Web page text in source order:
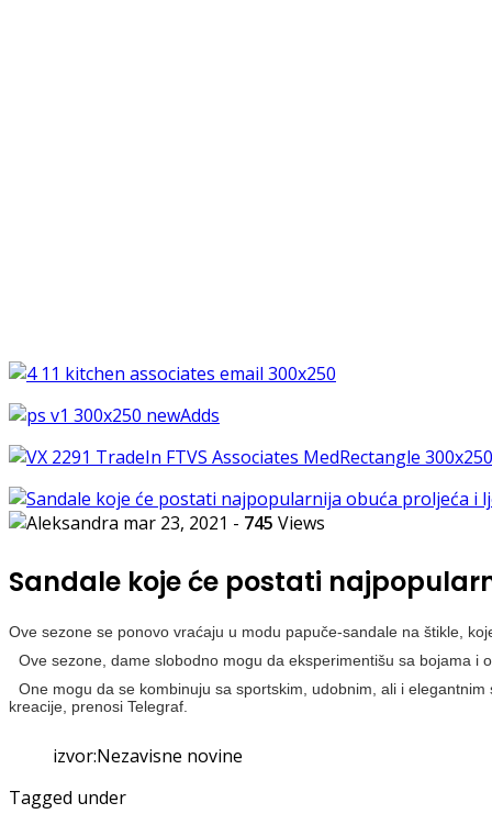
mar 23, 2021 - 745 Views
Sandale koje će postati
Ove sezone se ponovo vraćaju u modu papuče-sandale na štikle,
Ove sezone, dame slobodno mogu da eksperimentišu sa bojama i
One mogu da se kombinuju sa sportskim, udobnim, ali i
kreacije, prenosi Telegraf.
izvor:Nezavisne novine
Tagged under